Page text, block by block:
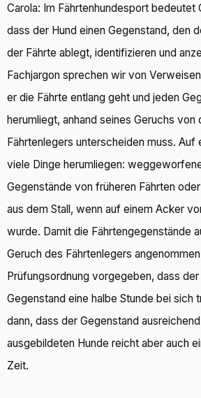
Carola: Im Fährtenhundesport bedeutet
dass der Hund einen Gegenstand, den
der Fährte ablegt, identifizieren und
Fachjargon sprechen wir von
er die Fährte entlang geht und jeden
herumliegt, anhand seines Geruchs von
Fährtenlegers unterscheiden muss. Auf
viele Dinge herumliegen:
Gegenstände von früheren Fährten
aus dem Stall, wenn auf einem Acker
wurde. Damit die Fährtengegenstände
Geruch des Fährtenlegers
Prüfungsordnung vorgegeben, dass
Gegenstand eine halbe Stunde bei sich
dann, dass der Gegenstand
ausgebildeten Hunde reicht aber auch
Zeit.